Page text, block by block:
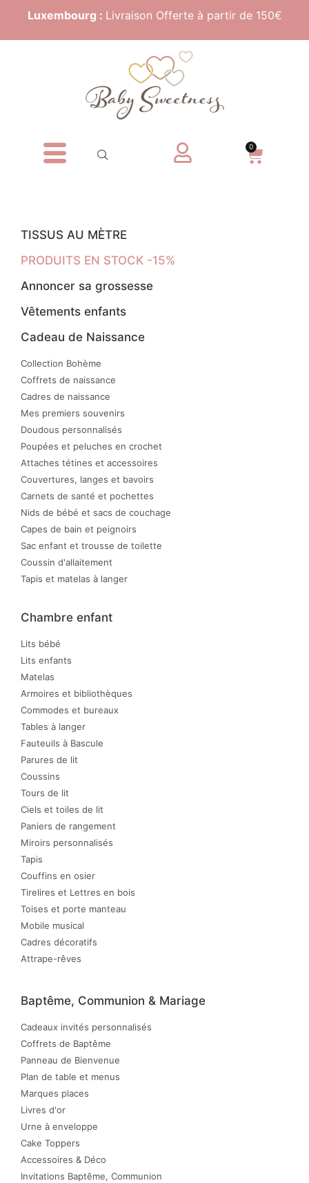
Luxembourg : Livraison Offerte à partir de 150€
0
TISSUS AU MÈTRE
PRODUITS EN STOCK -15%
Annoncer sa grossesse
Vêtements enfants
Cadeau de Naissance
Collection Bohème
Coffrets de naissance
Cadres de naissance
Mes premiers souvenirs
Doudous personnalisés
Poupées et peluches en crochet
Attaches tétines et accessoires
Couvertures, langes et bavoirs
Carnets de santé et pochettes
Nids de bébé et sacs de couchage
Capes de bain et peignoirs
Sac enfant et trousse de toilette
Coussin d'allaitement
Tapis et matelas à langer
Chambre enfant
Lits bébé
Lits enfants
Matelas
Armoires et bibliothèques
Commodes et bureaux
Tables à langer
Fauteuils à Bascule
Parures de lit
Coussins
Tours de lit
Ciels et toiles de lit
Paniers de rangement
Miroirs personnalisés
Tapis
Couffins en osier
Tirelires et Lettres en bois
Toises et porte manteau
Mobile musical
Cadres décoratifs
Attrape-rêves
Baptême, Communion & Mariage
Cadeaux invités personnalisés
Coffrets de Baptême
Panneau de Bienvenue
Plan de table et menus
Marques places
Livres d'or
Urne à enveloppe
Cake Toppers
Accessoires & Déco
Invitations Baptême, Communion